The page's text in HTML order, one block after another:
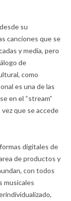
su
canciones que se
y media, pero
de
como
es una de las
en el “stream”
que se accede
digitales de
de productos y
con todos
musicales